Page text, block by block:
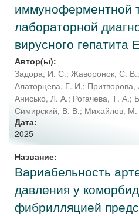
иммуноферментной
лабораторной
вирусного гепатита
Автор(ы):
Задора, И. С.; Жаворонок, С. В.;
Алаторцева, Г. И.; Притворова,
Анисько, Л. А.; Рогачева, Т. А.;
Симирский, В. В.; Михайлов,
Дата:
2025
Название:
Вариабельность
давления у
фибрилляцией